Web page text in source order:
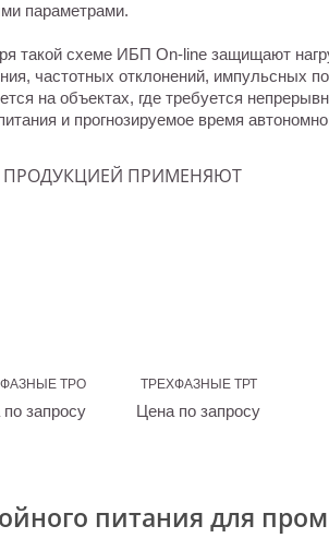
параметрами.
такой схеме ИБП On-line защищают
частотных отклонений, импульсных
на объектах, где требуется
и прогнозируемое время
ПРОДУКЦИЕЙ ПРИМЕНЯЮТ
ТРО
запросу
ТРЕХФАЗНЫЕ ТРТ
Цена по запросу
питания для